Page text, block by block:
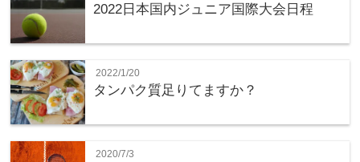
2022日本国内ジュニア国際大会日程
2022/1/20
タンパク質足りてますか？
2020/7/3